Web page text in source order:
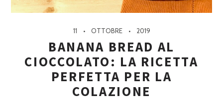
11 OTTOBRE 2019
BANANA BREAD AL
CIOCCOLATO: LA RICETTA
PERFETTA PER LA
COLAZIONE